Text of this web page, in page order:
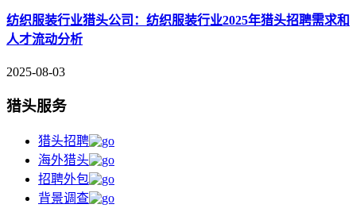
纺织服装行业猎头公司：纺织服装行业2025年猎头招聘需求和
人才流动分析
2025-08-03
猎头服务
猎头招聘
海外猎头
招聘外包
背景调查